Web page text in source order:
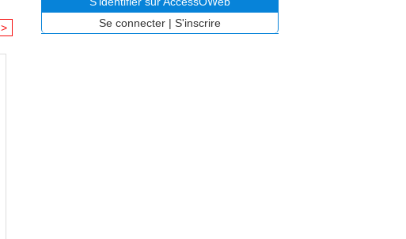
>
Se connecter | S'inscrire